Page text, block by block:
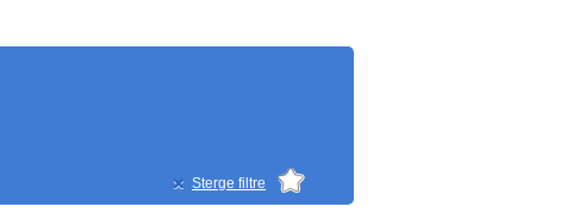
Sterge filtre